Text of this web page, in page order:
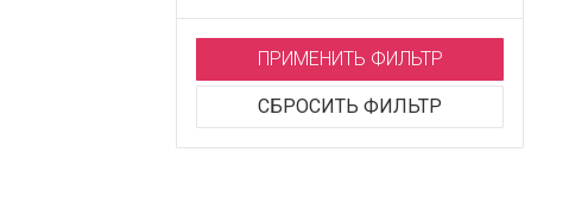
ПРИМЕНИТЬ ФИЛЬТР
СБРОСИТЬ ФИЛЬТР